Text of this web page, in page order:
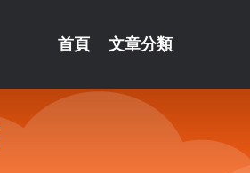
首頁 文章分類